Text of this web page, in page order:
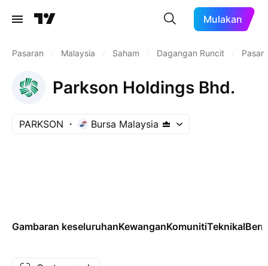
Mulakan
Pasaran Malaysia Saham Dagangan Runcit Pasar
Parkson Holdings Bhd.
PARKSON Bursa Malaysia
Gambaran keseluruhanKewanganKomunitiTeknikal